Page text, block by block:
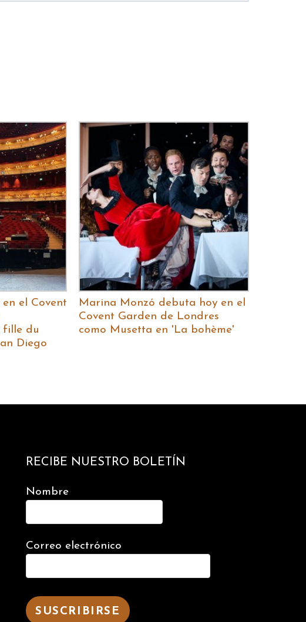
el Covent
fille du
Diego
Marina Monzó debuta hoy en el
Covent Garden de Londres
como Musetta en 'La bohème'
RECIBE NUESTRO BOLETÍN
Nombre
Correo electrónico